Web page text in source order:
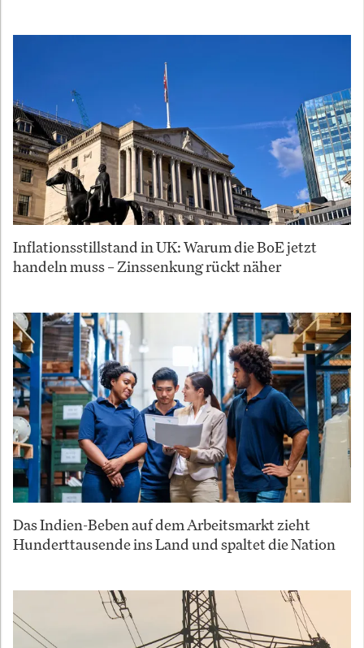
Inflationsstillstand in UK: Warum die BoE jetzt
handeln muss – Zinssenkung rückt näher
Das Indien-Beben auf dem Arbeitsmarkt zieht
Hunderttausende ins Land und spaltet die Nation